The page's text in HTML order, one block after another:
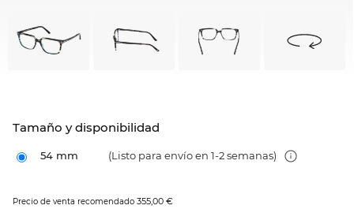
Tamaño y disponibilidad
54 mm (Listo para envío en 1-2 semanas)
Precio de venta recomendado 355,00 €